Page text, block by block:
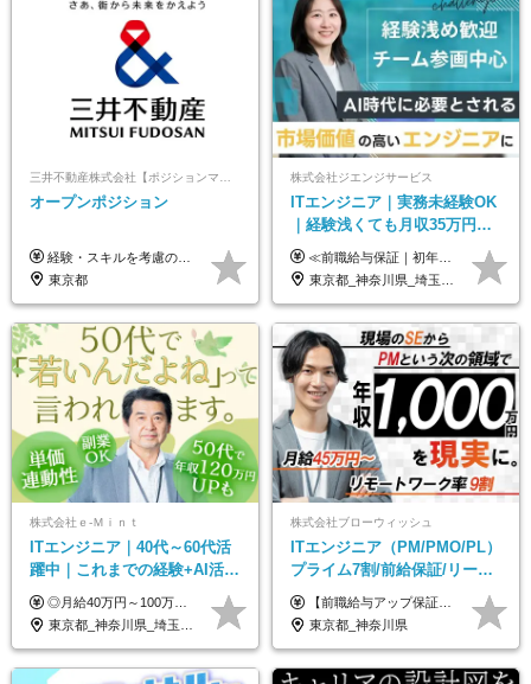
オープンポジション
経験・スキルを考慮の上、決定します。 ▼参考情報 ----------------------- ＜想定年収850万円～1,500万円（基礎給与・賞与2回含む）＞ 月給42万円～ ※時間外勤務手当・諸手当等別途 ※試用期間3ヶ月 ※残業手当有り
東京都
株式会社ジエンジサービス
ITエンジニア｜実務未経験OK
｜経験浅くても月収35万円～
｜チーム参画中心｜フルリモ
ート可｜自社サービスあり
≪前職給与保証｜初年度想定年収420万円～≫ 月給35万円以上＋決算賞与＋交通費 ※スキル・経験を考慮の上、優遇します ※上記月給には固定残業代月20時間分(4万5000円以上)を含みます。超過した場合は、その分追加支給します ※試用期間3～6ヵ月は固定残業代なし(雇用形態やその他待遇・福利厚生は同じです) ＝＝＝＝＝＝＝＝＝＝＝ ▼実力と成長にこだわった評価制度▼ 年2回の評価で昇給・昇格が決まります。 評価は、就業先のお客様からの評価をベースに、目標達成状況やプロジェクトでの役割・貢献度などを総合的に判断して決定します。 日々の働きぶりを実際に見ているお客様の声を反映することで、より公平で納得感のある評価を実現しています。 また、評価後は面談を通じてフィードバックを行い、今後の成長やキャリアについて一緒に考えていきます。 ▼成長につながる目標設定▼ 半期ごとに、具体的な行動ベースの目標を設定し、その達成度や取り組みのプロセスを評価に反映します。 目標は、お客様からのフィードバックや現場での課題をもとに設定するため、「今何を伸ばすべきか」が明確になります。 また、上司との面談を通じて振り返りと次の目標設定を行い、継続的なスキルアップと市場価値の向上を支援しています。
東京都_神奈川県_埼玉県_千葉県_大阪府_愛知県_北海道_青森県_岩手県_宮城県_秋田県_山形県_福島県_茨城県_栃木県_群馬県_新潟県_山梨県_長野県_富山県_石川県_福井県_静岡県_岐阜県_三重県_兵庫県_京都府_滋賀県_奈良県_和歌山県_広島県_岡山県_鳥取県_島根県_山口県_徳島県_香川県_愛媛県_高知県_福岡県_熊本県_佐賀県_長崎県_大分県_宮崎県_鹿児島県_沖縄県
株式会社ｅ‐Ｍｉｎｔ
ITエンジニア｜40代～60代活
躍中｜これまでの経験+AI活用
でスキルアップを支援｜残業
月10h｜副業OK
◎月給40万円～100万円＋インセンティブ＋各種手当 ・年収120万〜300万円UPの実績も！ ・平均年収UP率は1.1～1.3倍 ・案件単価100%公開 × 単価連動の給与制度 ・能力等を考慮の上、決定いたします ※試用期間6ヵ月あり（待遇の変更はありません） ※固定残業代（月20～30時間・3万円～8万円）を含みます 《具体的には...》 ・案件単価65万円⇒年収約500万円 ・案件単価80万円⇒年収約600万円 ・案件単価120万円⇒年収約900万円 ＼ AIで生産性5倍になり給与UP ／ ◇案件単価100%公開 × 単価連動の給与制度 ◇年収120万〜300万UPの実績あり 「単価が上がれば、その分しっかり報われる」 そんなシンプルで納得できる評価制度です。 ⚫️年収300万円アップの実績も 参画する案件の単価を全て公開。 給与は単価に連動しているため納得感持って働くことが可能です。 過去には転職しただけで300万円以上アップした方もいます。 現場でAIを活用して成果を出して単価アップにつながったケースが多数！ ・AIツール利用料金全額負担 ・資格取得補助 ・月給保証制度 ・各種手当
東京都_神奈川県_埼玉県_千葉県_大阪府_愛知県_北海道_青森県_岩手県_宮城県_秋田県_山形県_福島県_茨城県_栃木県_群馬県_新潟県_山梨県_長野県_富山県_石川県_福井県_静岡県_岐阜県_三重県_兵庫県_京都府_滋賀県_奈良県_和歌山県_広島県_岡山県_鳥取県_島根県_山口県_徳島県_香川県_愛媛県_高知県_福岡県_熊本県_佐賀県_長崎県_大分県_宮崎県_鹿児島県_沖縄県
株式会社ブローウィッシュ
ITエンジニア（PM/PMO/PL）
プライム7割/前給保証/リーダ
ー経験不問/30、40代活躍中/
リモート9割
【前職給与アップ保証あり！ゆくゆくは年収800万以上も可能】 月給45万円～＋インセンティブ ※経験や適性を考慮の上、相談し決定します ※上記には固定残業代（20時間分/4万円～）が含まれます ※20時間を超過した場合は別途全額支給します ※試用期間（3ヶ月間）あり。給与・待遇に差異はございません それはより高度な案件にアサイン＆ 還元率が平均より高めのため、 これまでの給与から大幅にアップする人もいます。
東京都_神奈川県